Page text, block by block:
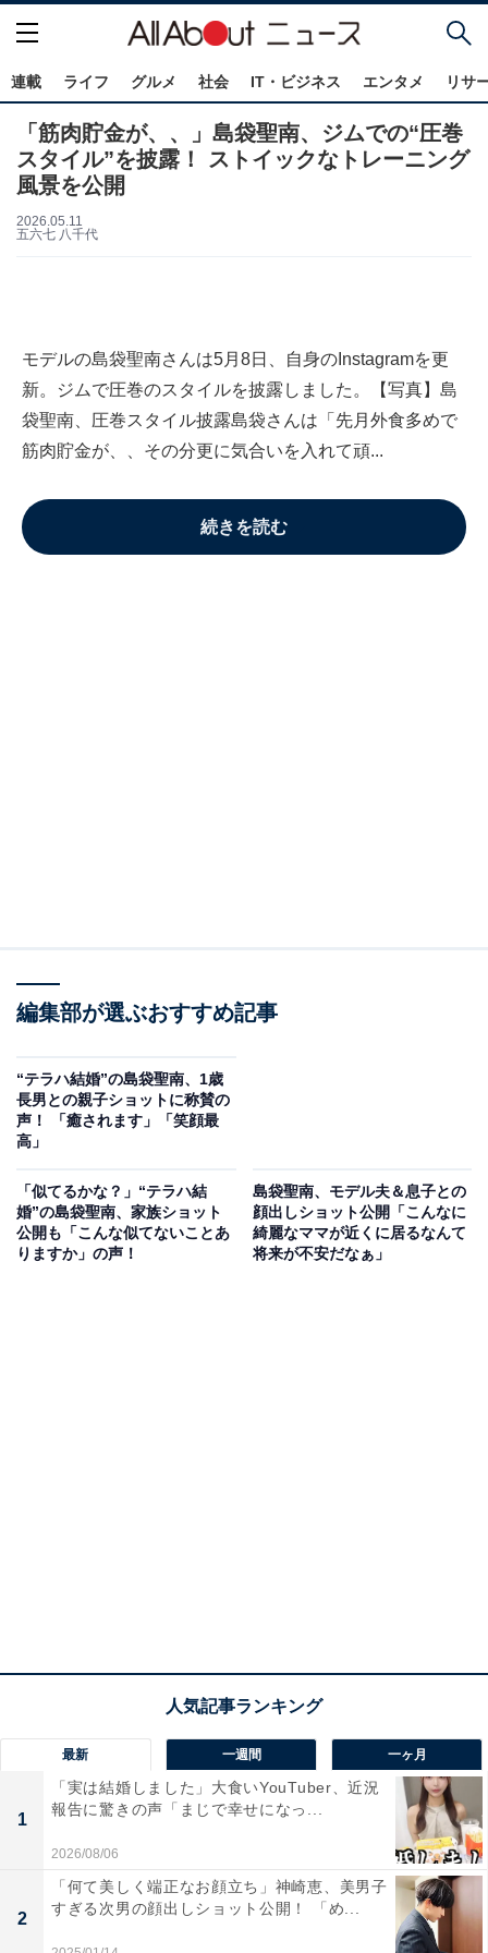
連載 ライフ グルメ 社会 IT・ビジネス エンタメ リサ
「筋肉貯金が、、」島袋聖南、ジムでの“圧巻
スタイル”を披露！ ストイックなトレーニング
風景を公開
2026.05.11
五六七 八千代
モデルの島袋聖南さんは5月8日、自身のInstagramを更
新。ジムで圧巻のスタイルを披露しました。【写真】島
袋聖南、圧巻スタイル披露島袋さんは「先月外食多めで
筋肉貯金が、、その分更に気合いを入れて頑...
続きを読む
編集部が選ぶおすすめ記事
“テラハ結婚”の島袋聖南、1歳
長男との親子ショットに称賛の
声！ 「癒されます」「笑顔最
高」
「似てるかな？」“テラハ結
婚”の島袋聖南、家族ショット
公開も「こんな似てないことあ
りますか」の声！
島袋聖南、モデル夫＆息子との
顔出しショット公開「こんなに
綺麗なママが近くに居るなんて
将来が不安だなぁ」
最新 一週間 一ヶ月
1
「実は結婚しました」大食いYouTuber、近況
報告に驚きの声「まじで幸せになっ...
2026/08/06
2
「何て美しく端正なお顔立ち」神崎恵、美男子
すぎる次男の顔出しショット公開！ 「め...